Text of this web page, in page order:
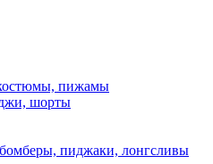
пижамы
шорты
пиджаки, лонгсливы